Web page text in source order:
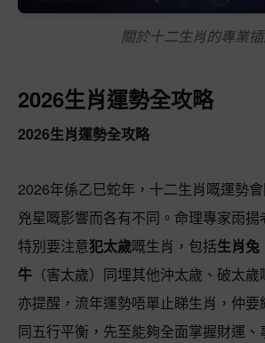
關於十二生肖的專業
2026生肖運勢全攻略
2026生肖運勢全攻略
2026年係乙巳蛇年，十二生肖嘅運勢
兇星嘅影響而各有不同。命理專家雨
特別要注意犯太歲嘅生肖，包括生肖兔
牛 （害太歲）同埋其他沖太歲、破太
亦提醒，流年運勢唔單止睇生肖，仲
同五行平衡，先至能夠全面掌握財運